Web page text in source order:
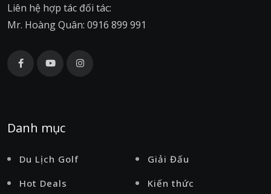
Liên hệ hợp tác đối tác:
Mr. Hoàng Quân: 0916 899 991
Danh mục
Du Lịch Golf
Giải Đấu
Hot Deals
Kiến thức